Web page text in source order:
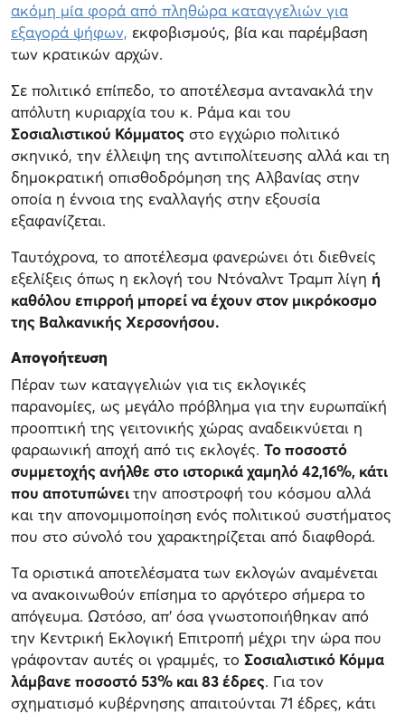
ακόμη μία φορά από πληθώρα καταγγελιών για
εξαγορά ψήφων, εκφοβισμούς, βία και παρέμβαση
των κρατικών αρχών.
Σε πολιτικό επίπεδο, το αποτέλεσμα αντανακλά την
απόλυτη κυριαρχία του κ. Ράμα και του
Σοσιαλιστικού Κόμματος στο εγχώριο πολιτικό
σκηνικό, την έλλειψη της αντιπολίτευσης αλλά και τη
δημοκρατική οπισθοδρόμηση της Αλβανίας στην
οποία η έννοια της εναλλαγής στην εξουσία
εξαφανίζεται.
Ταυτόχρονα, το αποτέλεσμα φανερώνει ότι διεθνείς
εξελίξεις όπως η εκλογή του Ντόναλντ Τραμπ λίγη ή
καθόλου επιρροή μπορεί να έχουν στον μικρόκοσμο
της Βαλκανικής Χερσονήσου.
Απογοήτευση
Πέραν των καταγγελιών για τις εκλογικές
παρανομίες, ως μεγάλο πρόβλημα για την ευρωπαϊκή
προοπτική της γειτονικής χώρας αναδεικνύεται η
φαραωνική αποχή από τις εκλογές. Το ποσοστό
συμμετοχής ανήλθε στο ιστορικά χαμηλό 42,16%, κάτι
που αποτυπώνειτην αποστροφή του κόσμου αλλά
και την απονομιμοποίηση ενός πολιτικού συστήματος
που στο σύνολό του χαρακτηρίζεται από διαφθορά.
Τα οριστικά αποτελέσματα των εκλογών αναμένεται
να ανακοινωθούν επίσημα το αργότερο σήμερα το
απόγευμα. Ωστόσο, απ’ όσα γνωστοποιήθηκαν από
την Κεντρική Εκλογική Επιτροπή μέχρι την ώρα που
γράφονταν αυτές οι γραμμές, το Σοσιαλιστικό Κόμμα
λάμβανε ποσοστό 53% και 83 έδρες. Για τον
σχηματισμό κυβέρνησης απαιτούνται 71 έδρες, κάτι